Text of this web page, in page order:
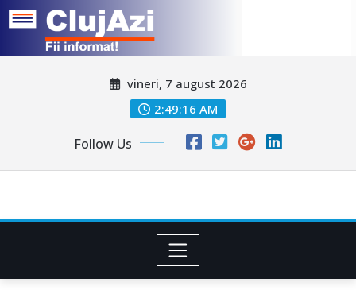
vineri, 7 august 2026
2:49:18 AM
Follow Us